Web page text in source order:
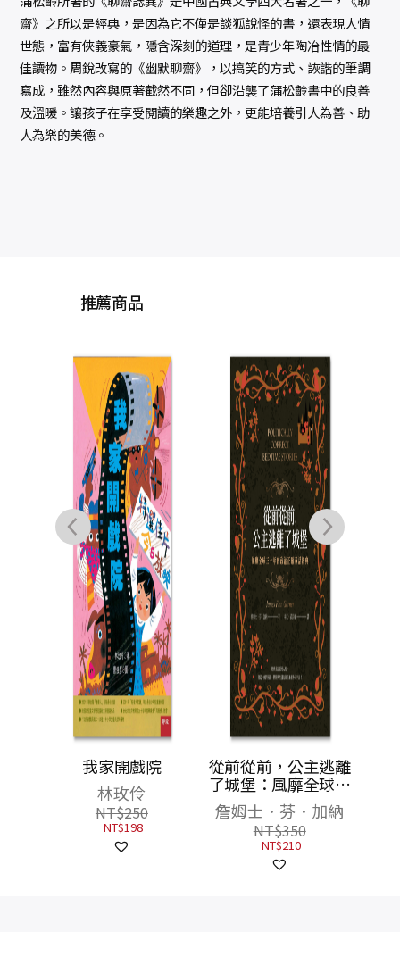
齋》之所以是經典，是因為它不僅是談狐說怪的書，還表現人情
世態，富有俠義豪氣，隱含深刻的道理，是青少年陶冶性情的最
佳讀物。周銳改寫的《幽默聊齋》，以搞笑的方式、詼諧的筆調
寫成，雖然內容與原著截然不同，但卻沿襲了蒲松齡書中的良善
及溫暖。讓孩子在享受閱讀的樂趣之外，更能培養引人為善、助
人為樂的美德。
推薦商品
我家開戲院
林玫伶
NT$250
NT$198
從前從前，公主逃離
了城堡：風靡全球三
十年的政治正確童話
經典
詹姆士．芬．加納
NT$350
NT$210